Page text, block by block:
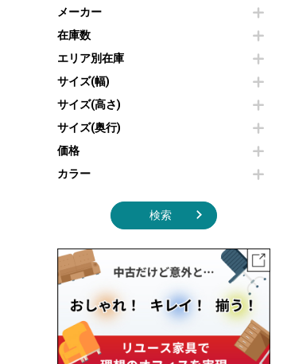
プリンター・コピー機
コートハンガー・ポールハンガー
傘立て
食器棚・キッチンキャビネット
オフィスアクセサリーその他
カウンターテーブル
センターテーブル・サイドテーブル
カフェテーブル
ソファ
シェルフ
ダストボックス（ゴミ箱）
インテリア家具その他
冷蔵庫・洗濯機
空気清浄機・加湿器
電子レンジ
液晶テレビ・モニター類
エアコン
照明機器
季節家電
その他キッチン家電・オフィス家電
メーカー
在庫数
エリア別在庫
サイズ(幅)
サイズ(高さ)
サイズ(奥行)
価格
カラー
検索